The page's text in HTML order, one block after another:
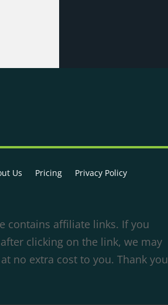
Us Pricing
Privacy Policy
contains affiliate links. If you
clicking on the link, we may
no extra cost to you. Thank you